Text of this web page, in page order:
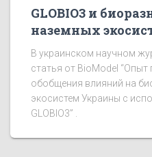
GLOBIO3 и
наземных
В украинском научном
статья от BioModel
обобщения влияний на
экосистем Украины с
GLOBIO3” .